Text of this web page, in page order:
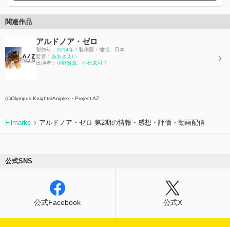
仲間と共に撃退していく。 そんな中、伊奈帆は
不思議な少女と出会う。 一方、地球出身で火星
る。 激しさを増す戦争。和平を願う火星の皇女
アセイラム、仲間を守るため戦う伊奈帆、 アセ
イラムに忠誠を誓うスレイン、3人の少年少女た
関連作品
アルドノア・ゼロ
製作年： 2014年 / 製作国・地域：日本
監督： あおきえい
出演者： 小野賢章 小松未可子
(c)Olympus Knights/Aniplex・Project AZ
Filmarks アルドノア・ゼロ 第2期の情報・感想・評価・動画配信
公式SNS
公式Facebook 公式X